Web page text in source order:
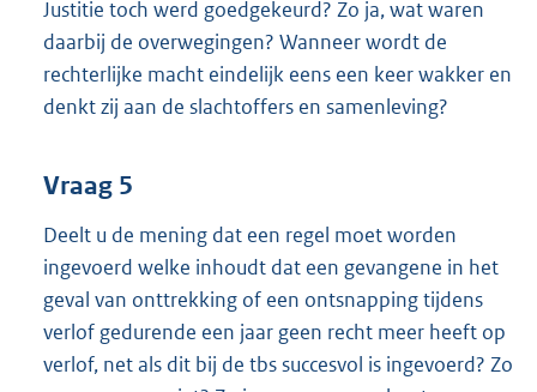
Justitie toch werd goedgekeurd? Zo ja, wat waren
daarbij de overwegingen? Wanneer wordt de
rechterlijke macht eindelijk eens een keer wakker en
denkt zij aan de slachtoffers en samenleving?
Vraag 5
Deelt u de mening dat een regel moet worden
ingevoerd welke inhoudt dat een gevangene in het
geval van onttrekking of een ontsnapping tijdens
verlof gedurende een jaar geen recht meer heeft op
verlof, net als dit bij de tbs succesvol is ingevoerd? Zo